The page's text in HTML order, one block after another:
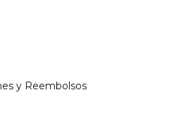
y Reembolsos